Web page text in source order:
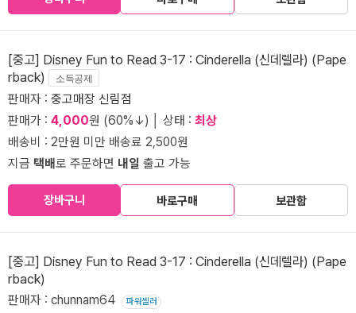
[중고] Disney Fun to Read 3-17 : Cinderella (신데렐라) (Pape
rback)
소득공제
판매자 : 중고매장 신림점
판매가 : 4,000원 (60%↓) │ 상태 : 최상
배송비 : 2만원 미만 배송료 2,500원
지금 택배로 주문하면 내일 출고 가능
장바구니 바로구매 보관함
[중고] Disney Fun to Read 3-17 : Cinderella (신데렐라) (Pape
rback)
판매자 : chunnam64 파워셀러